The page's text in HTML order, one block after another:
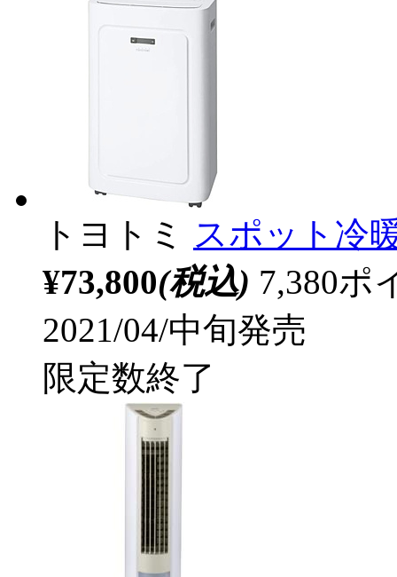
トヨトミ
スポット冷
¥73,800(税込) 7,380ポ
2021/04/中旬発売
限定数終了